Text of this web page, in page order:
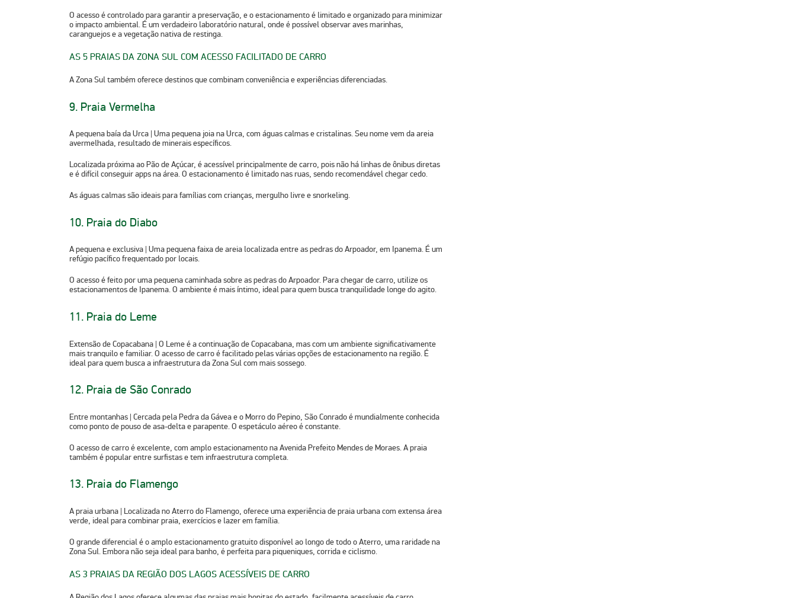
O acesso é controlado para garantir a preservação, e o estacionamento é limitado e organizado para minimizar
o impacto ambiental. É um verdadeiro laboratório natural, onde é possível observar aves marinhas,
caranguejos e a vegetação nativa de restinga.
AS 5 PRAIAS DA ZONA SUL COM ACESSO FACILITADO DE CARRO
A Zona Sul também oferece destinos que combinam conveniência e experiências diferenciadas.
9. Praia Vermelha
A pequena baía da Urca | Uma pequena joia na Urca, com águas calmas e cristalinas. Seu nome vem da areia
avermelhada, resultado de minerais específicos.
Localizada próxima ao Pão de Açúcar, é acessível principalmente de carro, pois não há linhas de ônibus diretas
e é difícil conseguir apps na área. O estacionamento é limitado nas ruas, sendo recomendável chegar cedo.
As águas calmas são ideais para famílias com crianças, mergulho livre e snorkeling.
10. Praia do Diabo
A pequena e exclusiva | Uma pequena faixa de areia localizada entre as pedras do Arpoador, em Ipanema. É um
refúgio pacífico frequentado por locais.
O acesso é feito por uma pequena caminhada sobre as pedras do Arpoador. Para chegar de carro, utilize os
estacionamentos de Ipanema. O ambiente é mais íntimo, ideal para quem busca tranquilidade longe do agito.
11. Praia do Leme
Extensão de Copacabana | O Leme é a continuação de Copacabana, mas com um ambiente significativamente
mais tranquilo e familiar. O acesso de carro é facilitado pelas várias opções de estacionamento na região. É
ideal para quem busca a infraestrutura da Zona Sul com mais sossego.
12. Praia de São Conrado
Entre montanhas | Cercada pela Pedra da Gávea e o Morro do Pepino, São Conrado é mundialmente conhecida
como ponto de pouso de asa-delta e parapente. O espetáculo aéreo é constante.
O acesso de carro é excelente, com amplo estacionamento na Avenida Prefeito Mendes de Moraes. A praia
também é popular entre surfistas e tem infraestrutura completa.
13. Praia do Flamengo
A praia urbana | Localizada no Aterro do Flamengo, oferece uma experiência de praia urbana com extensa área
verde, ideal para combinar praia, exercícios e lazer em família.
O grande diferencial é o amplo estacionamento gratuito disponível ao longo de todo o Aterro, uma raridade na
Zona Sul. Embora não seja ideal para banho, é perfeita para piqueniques, corrida e ciclismo.
AS 3 PRAIAS DA REGIÃO DOS LAGOS ACESSÍVEIS DE CARRO